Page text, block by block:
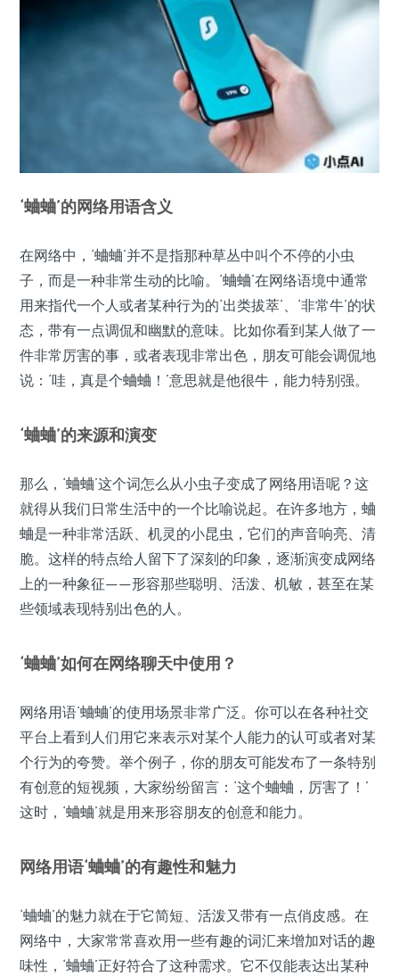
‘蛐蛐’的网络用语含义
在网络中，‘蛐蛐’并不是指那种草丛中叫个不停的小虫
子，而是一种非常生动的比喻。‘蛐蛐’在网络语境中通常
用来指代一个人或者某种行为的‘出类拔萃’、‘非常牛’的状
态，带有一点调侃和幽默的意味。比如你看到某人做了一
件非常厉害的事，或者表现非常出色，朋友可能会调侃地
说：‘哇，真是个蛐蛐！’意思就是他很牛，能力特别强。
‘蛐蛐’的来源和演变
那么，‘蛐蛐’这个词怎么从小虫子变成了网络用语呢？这
就得从我们日常生活中的一个比喻说起。在许多地方，蛐
蛐是一种非常活跃、机灵的小昆虫，它们的声音响亮、清
脆。这样的特点给人留下了深刻的印象，逐渐演变成网络
上的一种象征——形容那些聪明、活泼、机敏，甚至在某
些领域表现特别出色的人。
‘蛐蛐’如何在网络聊天中使用？
网络用语‘蛐蛐’的使用场景非常广泛。你可以在各种社交
平台上看到人们用它来表示对某个人能力的认可或者对某
个行为的夸赞。举个例子，你的朋友可能发布了一条特别
有创意的短视频，大家纷纷留言：‘这个蛐蛐，厉害了！’
这时，‘蛐蛐’就是用来形容朋友的创意和能力。
网络用语‘蛐蛐’的有趣性和魅力
‘蛐蛐’的魅力就在于它简短、活泼又带有一点俏皮感。在
网络中，大家常常喜欢用一些有趣的词汇来增加对话的趣
味性，‘蛐蛐’正好符合了这种需求。它不仅能表达出某种